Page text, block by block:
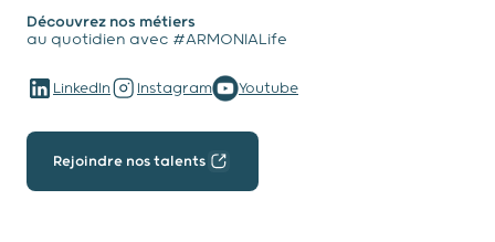
Découvrez nos métiers
au quotidien avec #ARMONIALife
LinkedIn Instagram Youtube
Rejoindre nos talents